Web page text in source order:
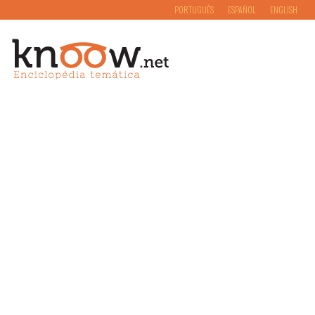
PORTUGUÊS ESPAÑOL ENGLISH